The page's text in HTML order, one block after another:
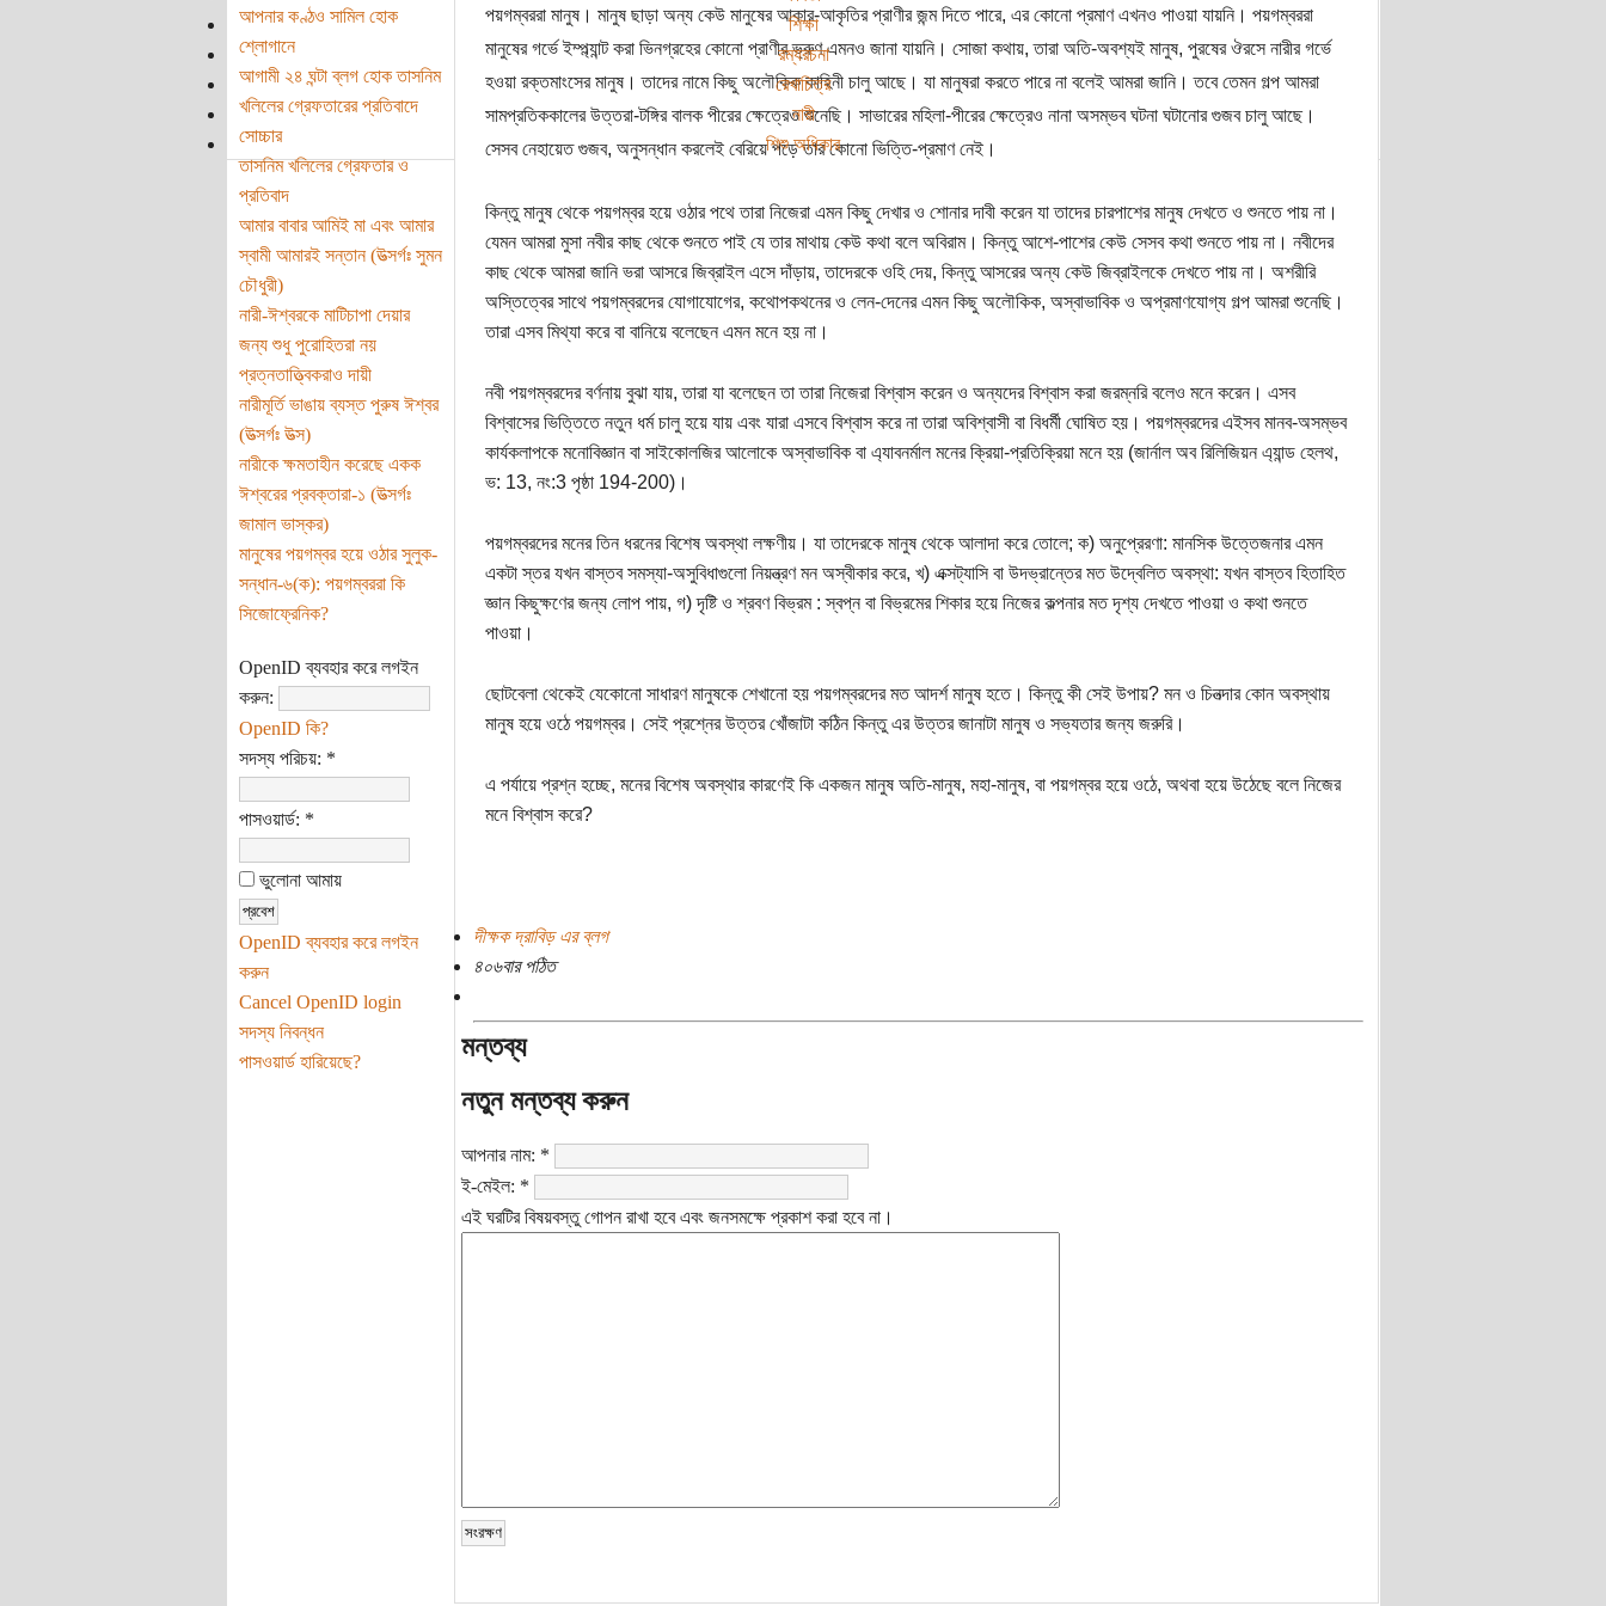
শিক্ষা
রম্যরচনা
রেখাচিত্র
নারী
শিশু অধিকার
আপনার কণ্ঠও সামিল হোক
শ্লোগানে
আগামী ২৪ ঘন্টা ব্লগ হোক তাসনিম
খলিলের গ্রেফতারের প্রতিবাদে
সোচ্চার
তাসনিম খলিলের গ্রেফতার ও
প্রতিবাদ
আমার বাবার আমিই মা এবং আমার
স্বামী আমারই সন্তান (উত্সর্গঃ সুমন
চৌধুরী)
নারী-ঈশ্বরকে মাটিচাপা দেয়ার
জন্য শুধু পুরোহিতরা নয়
প্রত্নতাত্ত্বিকরাও দায়ী
নারীমূর্তি ভাঙায় ব্যস্ত পুরুষ ঈশ্বর
(উত্সর্গঃ উত্স)
নারীকে ক্ষমতাহীন করেছে একক
ঈশ্বরের প্রবক্তারা-১ (উত্সর্গঃ
জামাল ভাস্কর)
মানুষের পয়গম্বর হয়ে ওঠার সুলুক-
সন্ধান-৬(ক): পয়গম্বররা কি
সিজোফ্রেনিক?
OpenID ব্যবহার করে লগইন
করুন:
OpenID কি?
সদস্য পরিচয়: *
পাসওয়ার্ড: *
ভুলোনা আমায়
OpenID ব্যবহার করে লগইন
করুন
Cancel OpenID login
সদস্য নিবন্ধন
পাসওয়ার্ড হারিয়েছে?
পয়গম্বররা মানুষ। মানুষ ছাড়া অন্য কেউ মানুষের আকার-আকৃতির প্রাণীর জন্ম দিতে পারে, এর কোনো প্রমাণ এখনও পাওয়া যায়নি। পয়গম্বররা
মানুষের গর্ভে ইম্প্ল্যান্ট করা ভিনগ্রহের কোনো প্রাণীর ভ্রুণ এমনও জানা যায়নি। সোজা কথায়, তারা অতি-অবশ্যই মানুষ, পুরষের ঔরসে নারীর গর্ভে
হওয়া রক্তমাংসের মানুষ। তাদের নামে কিছু অলৌকিক কাহিনী চালু আছে। যা মানুষরা করতে পারে না বলেই আমরা জানি। তবে তেমন গল্প আমরা
সামপ্রতিককালের উত্তরা-টঙ্গির বালক পীরের ক্ষেত্রেও শুনেছি। সাভারের মহিলা-পীরের ক্ষেত্রেও নানা অসম্ভব ঘটনা ঘটানোর গুজব চালু আছে।
সেসব নেহায়েত গুজব, অনুসন্ধান করলেই বেরিয়ে পড়ে তার কোনো ভিত্তি-প্রমাণ নেই।
কিন্তু মানুষ থেকে পয়গম্বর হয়ে ওঠার পথে তারা নিজেরা এমন কিছু দেখার ও শোনার দাবী করেন যা তাদের চারপাশের মানুষ দেখতে ও শুনতে পায় না।
যেমন আমরা মুসা নবীর কাছ থেকে শুনতে পাই যে তার মাথায় কেউ কথা বলে অবিরাম। কিন্তু আশে-পাশের কেউ সেসব কথা শুনতে পায় না। নবীদের
কাছ থেকে আমরা জানি ভরা আসরে জিব্রাইল এসে দাঁড়ায়, তাদেরকে ওহি দেয়, কিন্তু আসরের অন্য কেউ জিব্রাইলকে দেখতে পায় না। অশরীরি
অস্তিত্বের সাথে পয়গম্বরদের যোগাযোগের, কথোপকথনের ও লেন-দেনের এমন কিছু অলৌকিক, অস্বাভাবিক ও অপ্রমাণযোগ্য গল্প আমরা শুনেছি।
তারা এসব মিথ্যা করে বা বানিয়ে বলেছেন এমন মনে হয় না।
নবী পয়গম্বরদের বর্ণনায় বুঝা যায়, তারা যা বলেছেন তা তারা নিজেরা বিশ্বাস করেন ও অন্যদের বিশ্বাস করা জরম্নরি বলেও মনে করেন। এসব
বিশ্বাসের ভিত্তিতে নতুন ধর্ম চালু হয়ে যায় এবং যারা এসবে বিশ্বাস করে না তারা অবিশ্বাসী বা বিধর্মী ঘোষিত হয়। পয়গম্বরদের এইসব মানব-অসম্ভব
কার্যকলাপকে মনোবিজ্ঞান বা সাইকোলজির আলোকে অস্বাভাবিক বা এ্যাবনর্মাল মনের ক্রিয়া-প্রতিক্রিয়া মনে হয় (জার্নাল অব রিলিজিয়ন এ্যান্ড হেলথ,
ভ: 13, নং:3 পৃষ্ঠা 194-200)।
পয়গম্বরদের মনের তিন ধরনের বিশেষ অবস্থা লক্ষণীয়। যা তাদেরকে মানুষ থেকে আলাদা করে তোলে; ক) অনুপ্রেরণা: মানসিক উত্তেজনার এমন
একটা স্তর যখন বাস্তব সমস্যা-অসুবিধাগুলো নিয়ন্ত্রণ মন অস্বীকার করে, খ) এক্সট্যাসি বা উদভ্রান্তের মত উদ্বেলিত অবস্থা: যখন বাস্তব হিতাহিত
জ্ঞান কিছুক্ষণের জন্য লোপ পায়, গ) দৃষ্টি ও শ্রবণ বিভ্রম : স্বপ্ন বা বিভ্রমের শিকার হয়ে নিজের কল্পনার মত দৃশ্য দেখতে পাওয়া ও কথা শুনতে
পাওয়া।
ছোটবেলা থেকেই যেকোনো সাধারণ মানুষকে শেখানো হয় পয়গম্বরদের মত আদর্শ মানুষ হতে। কিন্তু কী সেই উপায়? মন ও চিনত্দার কোন অবস্থায়
মানুষ হয়ে ওঠে পয়গম্বর। সেই প্রশ্নের উত্তর খোঁজাটা কঠিন কিন্তু এর উত্তর জানাটা মানুষ ও সভ্যতার জন্য জরুরি।
এ পর্যায়ে প্রশ্ন হচ্ছে, মনের বিশেষ অবস্থার কারণেই কি একজন মানুষ অতি-মানুষ, মহা-মানুষ, বা পয়গম্বর হয়ে ওঠে, অথবা হয়ে উঠেছে বলে নিজের
মনে বিশ্বাস করে?
দীক্ষক দ্রাবিড় এর ব্লগ
৪০৬বার পঠিত
মন্তব্য
নতুন মন্তব্য করুন
আপনার নাম: *
ই-মেইল: *
এই ঘরটির বিষয়বস্তু গোপন রাখা হবে এবং জনসমক্ষে প্রকাশ করা হবে না।